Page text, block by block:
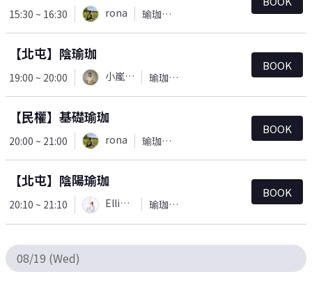
15:30 ~ 16:30 rona 瑜珈＆皮拉提斯
【北屯】陰瑜珈
19:00 ~ 20:00 小嵐老師 瑜珈＆皮拉提斯
BOOK
【民權】基礎瑜珈
20:00 ~ 21:00 rona 瑜珈＆皮拉提斯
BOOK
【北屯】陰陽瑜珈
20:10 ~ 21:10 Ellie(Yu) 瑜珈＆皮拉提斯
BOOK
08/19 (Wed)